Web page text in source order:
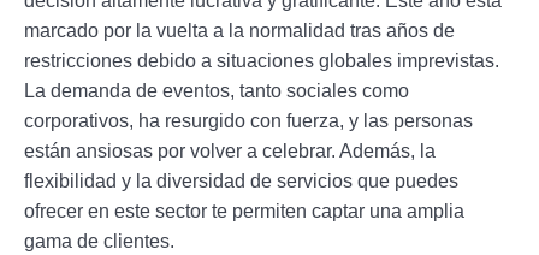
marcado por la vuelta a la normalidad tras años de
restricciones debido a situaciones globales imprevistas.
La demanda de eventos, tanto sociales como
corporativos, ha resurgido con fuerza, y las personas
están ansiosas por volver a celebrar. Además, la
flexibilidad y la diversidad de servicios que puedes
ofrecer en este sector te permiten captar una amplia
gama de clientes.